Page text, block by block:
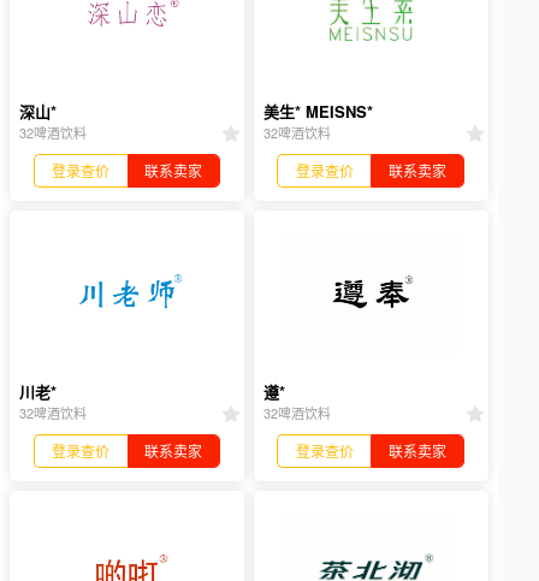
深山*
32啤酒饮料
登录查价 联系卖家
美生* MEISNS*
32啤酒饮料
登录查价 联系卖家
川老*
32啤酒饮料
登录查价 联系卖家
遵*
32啤酒饮料
登录查价 联系卖家